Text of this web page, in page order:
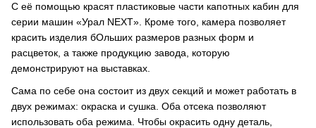
С её помощью красят пластиковые части капотных кабин для
серии машин «Урал NEXT». Кроме того, камера позволяет
красить изделия бОльших размеров разных форм и
расцветок, а также продукцию завода, которую
демонстрируют на выставках.
Сама по себе она состоит из двух секций и может работать в
двух режимах: окраска и сушка. Оба отсека позволяют
использовать оба режима. Чтобы окрасить одну деталь,